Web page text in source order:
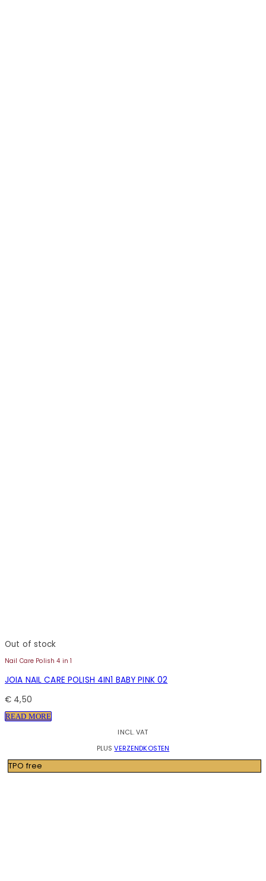
Out of stock
Nail Care Polish 4 in 1
JOIA NAIL CARE POLISH 4IN1 BABY PINK 02
€ 4,50
READ MORE
INCL. VAT
PLUSVERZENDKOSTEN
TPO free